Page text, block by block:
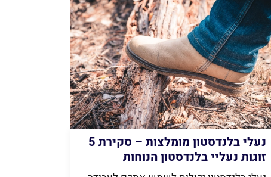
נעלי בלנדסטון מומלצות – סקירת 5
זוגות נעליי בלנדסטון הנוחות
והעמידות ביותר 2026